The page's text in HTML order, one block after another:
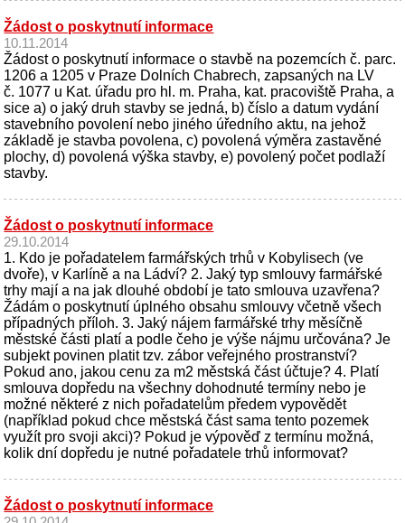
Žádost o poskytnutí informace
10.11.2014
Žádost o poskytnutí informace o stavbě na pozemcích č. parc.
1206 a 1205 v Praze Dolních Chabrech, zapsaných na LV
č. 1077 u Kat. úřadu pro hl. m. Praha, kat. pracoviště Praha, a
sice a) o jaký druh stavby se jedná, b) číslo a datum vydání
stavebního povolení nebo jiného úředního aktu, na jehož
základě je stavba povolena, c) povolená výměra zastavěné
plochy, d) povolená výška stavby, e) povolený počet podlaží
stavby.
Žádost o poskytnutí informace
29.10.2014
1. Kdo je pořadatelem farmářských trhů v Kobylisech (ve
dvoře), v Karlíně a na Ládví? 2. Jaký typ smlouvy farmářské
trhy mají a na jak dlouhé období je tato smlouva uzavřena?
Žádám o poskytnutí úplného obsahu smlouvy včetně všech
případných příloh. 3. Jaký nájem farmářské trhy měsíčně
městské části platí a podle čeho je výše nájmu určována? Je
subjekt povinen platit tzv. zábor veřejného prostranství?
Pokud ano, jakou cenu za m2 městská část účtuje? 4. Platí
smlouva dopředu na všechny dohodnuté termíny nebo je
možné některé z nich pořadatelům předem vypovědět
(například pokud chce městská část sama tento pozemek
využít pro svoji akci)? Pokud je výpověď z termínu možná,
kolik dní dopředu je nutné pořadatele trhů informovat?
Žádost o poskytnutí informace